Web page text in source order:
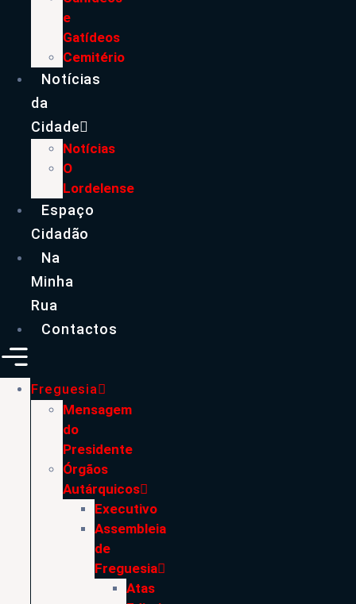
e
Gatídeos
Cemitério
Notícias
da
Cidade
Notícias
O
Lordelense
Espaço
Cidadão
Na
Minha
Rua
Contactos
Freguesia
Mensagem
do
Presidente
Órgãos
Autárquicos
Executivo
Assembleia
de
Freguesia
Atas